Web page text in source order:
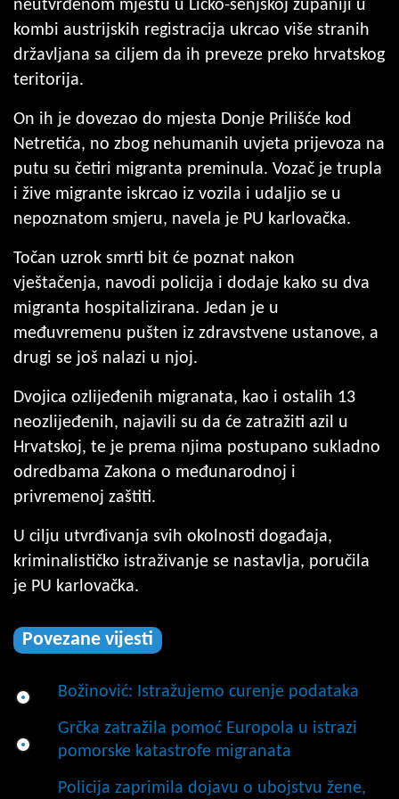
neutvrđenom mjestu u Ličko-senjskoj županiji u
kombi austrijskih registracija ukrcao više stranih
državljana sa ciljem da ih preveze preko hrvatskog
teritorija.
On ih je dovezao do mjesta Donje Prilišće kod
Netretića, no zbog nehumanih uvjeta prijevoza na
putu su četiri migranta preminula. Vozač je trupla
i žive migrante iskrcao iz vozila i udaljio se u
nepoznatom smjeru, navela je PU karlovačka.
Točan uzrok smrti bit će poznat nakon
vještačenja, navodi policija i dodaje kako su dva
migranta hospitalizirana. Jedan je u
međuvremenu pušten iz zdravstvene ustanove, a
drugi se još nalazi u njoj.
Dvojica ozlijeđenih migranata, kao i ostalih 13
neozlijeđenih, najavili su da će zatražiti azil u
Hrvatskoj, te je prema njima postupano sukladno
odredbama Zakona o međunarodnoj i
privremenoj zaštiti.
U cilju utvrđivanja svih okolnosti događaja,
kriminalističko istraživanje se nastavlja, poručila
je PU karlovačka.
Povezane vijesti
Božinović: Istražujemo curenje podataka
Grčka zatražila pomoć Europola u istrazi
pomorske katastrofe migranata
Policija zaprimila dojavu o ubojstvu žene,